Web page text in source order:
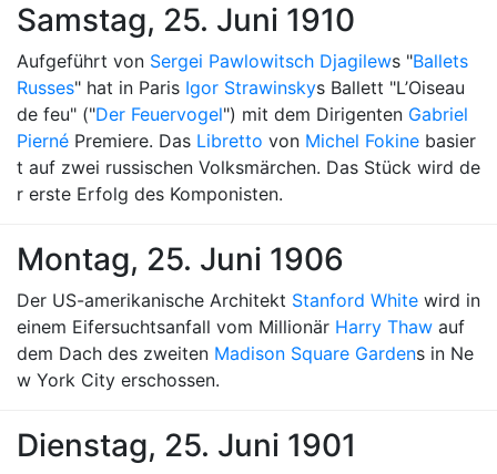
Samstag, 25. Juni 1910
Aufgeführt von Sergei Pawlowitsch Djagilews "Ballets
Russes" hat in Paris Igor Strawinskys Ballett "L’Oiseau
de feu" ("Der Feuervogel") mit dem Dirigenten Gabriel
Pierné Premiere. Das Libretto von Michel Fokine basier
t auf zwei russischen Volksmärchen. Das Stück wird de
r erste Erfolg des Komponisten.
Montag, 25. Juni 1906
Der US-amerikanische Architekt Stanford White wird in
einem Eifersuchtsanfall vom Millionär Harry Thaw auf
dem Dach des zweiten Madison Square Gardens in Ne
w York City erschossen.
Dienstag, 25. Juni 1901